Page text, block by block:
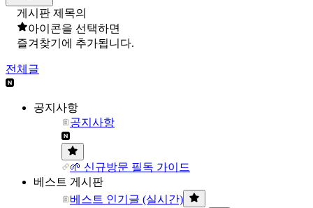
게시판 제목의
아이콘을 선택하면
즐겨찾기에 추가됩니다.
전체글
공지사항
공지사항
🌱 신규방문 필독 가이드
베스트 게시판
베스트 인기글 (실시간)